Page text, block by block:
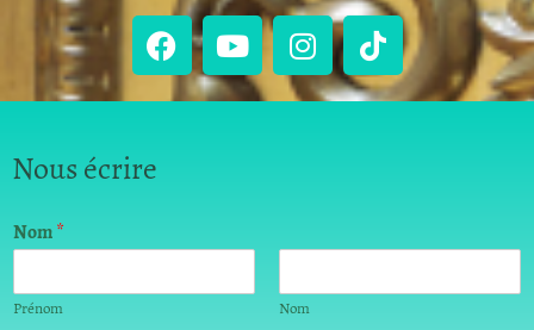
Nous écrire
Nom*
Prénom Nom